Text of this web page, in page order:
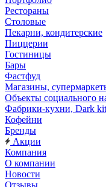
Рестораны
Столовые
Пекарни, кондитерские
Пиццерии
Гостиницы
Бары
Фастфуд
Магазины,
Объекты социального
Фабрики-кухни, Dark
Кофейни
Бренды
Акции
Компания
О компании
Новости
Отзывы